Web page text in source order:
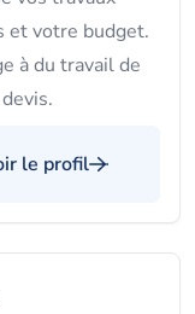
et votre budget.
à du travail de
le profil